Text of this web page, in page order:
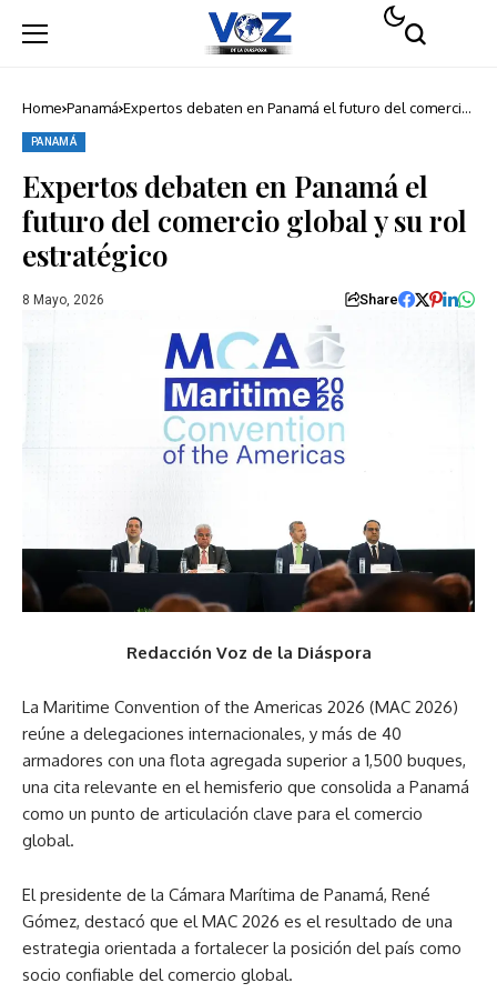
Home Panamá Expertos debaten en Panamá el futuro del comercio
PANAMÁ
Expertos debaten en Panamá el
futuro del comercio global y su rol
estratégico
8 Mayo, 2026 Share
Redacción Voz de la Diáspora
La Maritime Convention of the Americas 2026 (MAC 2026)
reúne a delegaciones internacionales, y más de 40
armadores con una flota agregada superior a 1,500 buques,
una cita relevante en el hemisferio que consolida a Panamá
como un punto de articulación clave para el comercio
global.
El presidente de la Cámara Marítima de Panamá, René
Gómez, destacó que el MAC 2026 es el resultado de una
estrategia orientada a fortalecer la posición del país como
socio confiable del comercio global.